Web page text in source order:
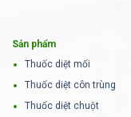
Sản phẩm
Thuốc diệt mối
Thuốc diệt côn trùng
Thuốc diệt chuột